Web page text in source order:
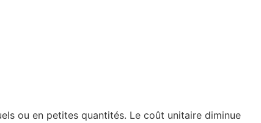
ou en petites quantités. Le coût unitaire diminue